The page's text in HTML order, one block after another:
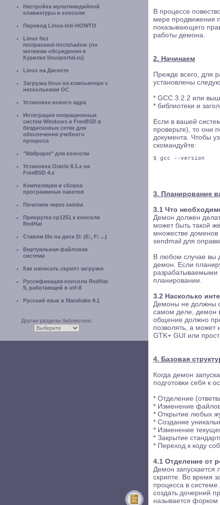
Настройка мультимедийной
клавиатуры в консоли
Перевод Linux-Init-HOWTO
Linux без
/etc/passwd-/etc/shadow (по
мотивам обсуждения в
Курилке linuxportal.ru)
Linux на Дискете
Загрузка linux на компьютере с
несколькими ОС
Установка нового ядра
Интеграция операционных
систем Windows и FreeBSD в
бездисковых сетях для
обеспечения учебного
процесса
"Wallpaper" для консоли
Установка Oracle 8.1.x на
FreeBSD 4.x
Компиляция и сборка
программных пакетов
Печатаем через samba
Прикрутка cp1251 к консоли
RedHat
Ставим lilo на диск D: (E:, F: ...)
Виртуальная файловая
система
Как написать скрипт загрузки
Руссификация консоли RedHat
9, работающей в utf-8
Русский язык в Mandrake 9.1
Другие разделы библиотеки:
В процессе
мере продвижения
показывающего
работы демона.
2. Начинаем
Прежде всего, для
установлены
* GCC 3.2.2 или
* библиотеки и
Если в вашей
проверьте), то они
документа. Чтобы
скомандуйте:
3. Планирование
3.1 Что
Демон должен
может быть такой
множестве доменов
sendmail для
В любом случае вы
демон. Если
разрабатываемыми
планировании.
3.2 Насколько
Демоны не должны
самом деле, демон
общение должно
позволять, а может
GTK+ GUI или
4. Базовая
Когда демон
подготовки себя к
* Отделение
* Изменение
* Открытие любых
* Создание
* Изменение
* Закрытие
* Переход к коду
4.1 Отделение от
Демон запускается
скрипте. Во время
процесса в
создать дочерний
называется форком